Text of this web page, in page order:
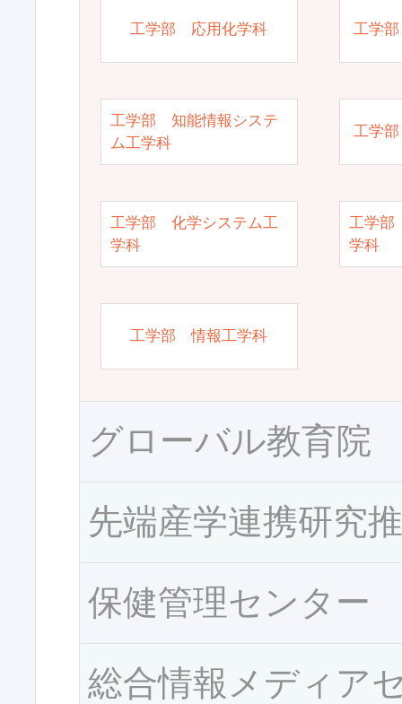
工学部 応用化学科 工学
工学部 知能情報システ
ム工学科
工学
工学部 化学システム工
学科
工学部
学科
工学部 情報工学科
グローバル教育院
先端産学連携研究
保健管理センター
総合情報メディア